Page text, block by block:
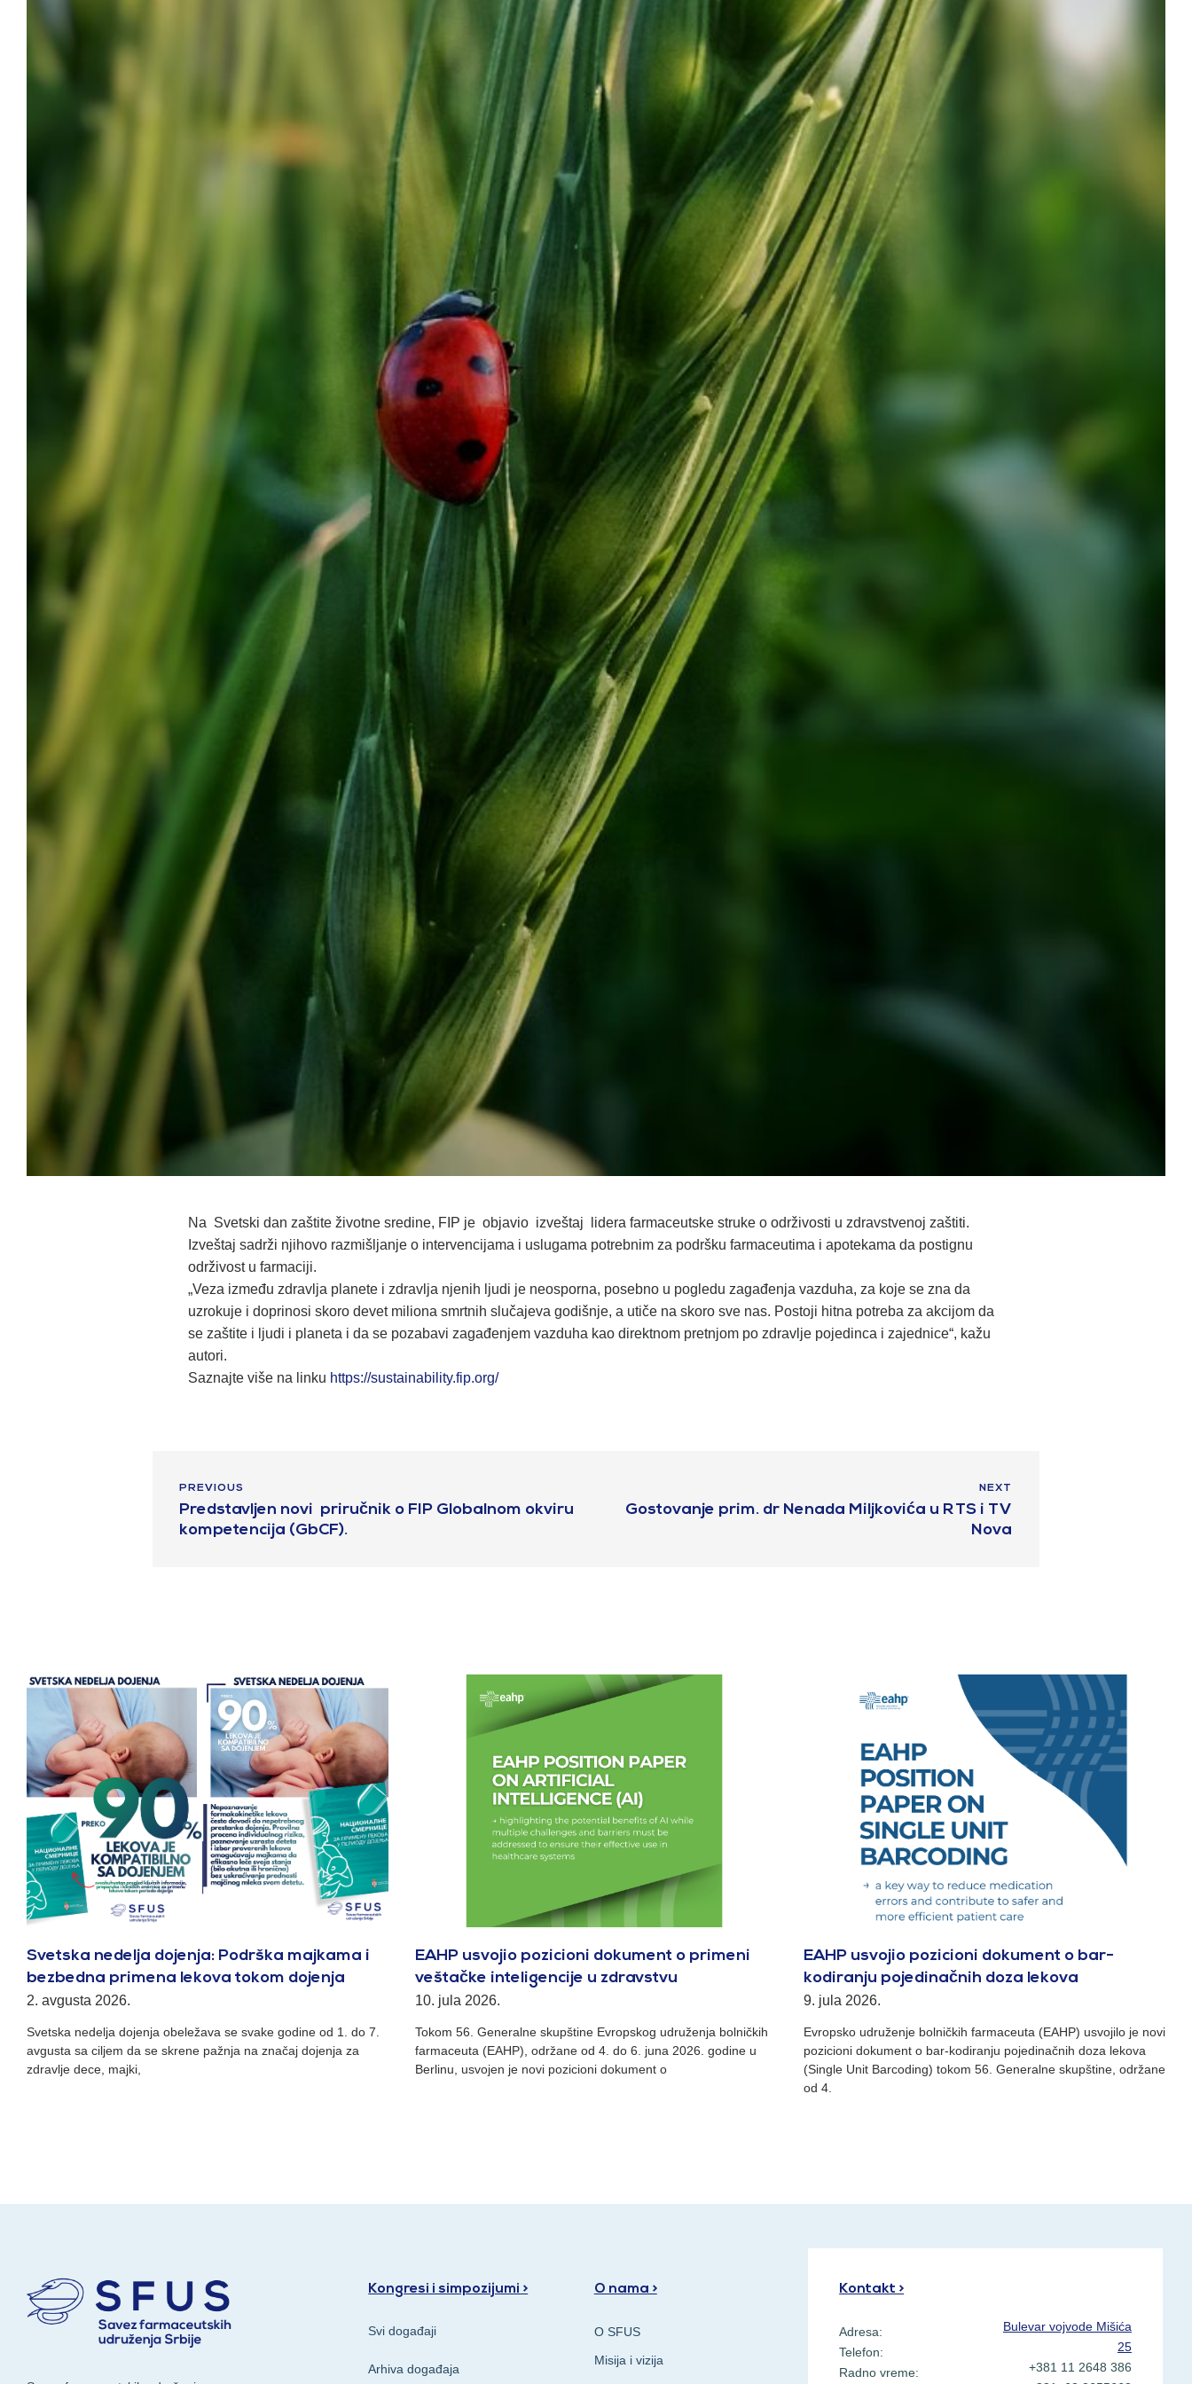
Na Svetski dan zaštite životne sredine, FIP je objavio izveštaj lidera farmaceutske struke o održivosti u zdravstvenoj zaštiti.
Izveštaj sadrži njihovo razmišljanje o intervencijama i uslugama potrebnim za podršku farmaceutima i apotekama da postignu
održivost u farmaciji.
„Veza između zdravlja planete i zdravlja njenih ljudi je neosporna, posebno u pogledu zagađenja vazduha, za koje se zna da
uzrokuje i doprinosi skoro devet miliona smrtnih slučajeva godišnje, a utiče na skoro sve nas. Postoji hitna potreba za akcijom da
se zaštite i ljudi i planeta i da se pozabavi zagađenjem vazduha kao direktnom pretnjom po zdravlje pojedinca i zajednice“, kažu
autori.
Saznajte više na linku https://sustainability.fip.org/
PREVIOUS
Predstavljen novi priručnik o FIP Globalnom okviru
kompetencija (GbCF).
NEXT
Gostovanje prim. dr Nenada Miljkovića u RTS i TV
Nova
Svetska nedelja dojenja: Podrška majkama i
bezbedna primena lekova tokom dojenja
2. avgusta 2026.
Svetska nedelja dojenja obeležava se svake godine od 1. do 7.
avgusta sa ciljem da se skrene pažnja na značaj dojenja za
zdravlje dece, majki,
EAHP usvojio pozicioni dokument o primeni
veštačke inteligencije u zdravstvu
10. jula 2026.
Tokom 56. Generalne skupštine Evropskog udruženja bolničkih
farmaceuta (EAHP), održane od 4. do 6. juna 2026. godine u
Berlinu, usvojen je novi pozicioni dokument o
EAHP usvojio pozicioni dokument o bar-
kodiranju pojedinačnih doza lekova
9. jula 2026.
Evropsko udruženje bolničkih farmaceuta (EAHP) usvojilo je novi
pozicioni dokument o bar-kodiranju pojedinačnih doza lekova
(Single Unit Barcoding) tokom 56. Generalne skupštine, održane
od 4.
Kongresi i simpozijumi >
Svi događaji
Arhiva događaja
O nama >
O SFUS
Misija i vizija
Kontakt >
Adresa:
Telefon:
Radno vreme:
Bulevar vojvode Mišića
25
+381 11 2648 386